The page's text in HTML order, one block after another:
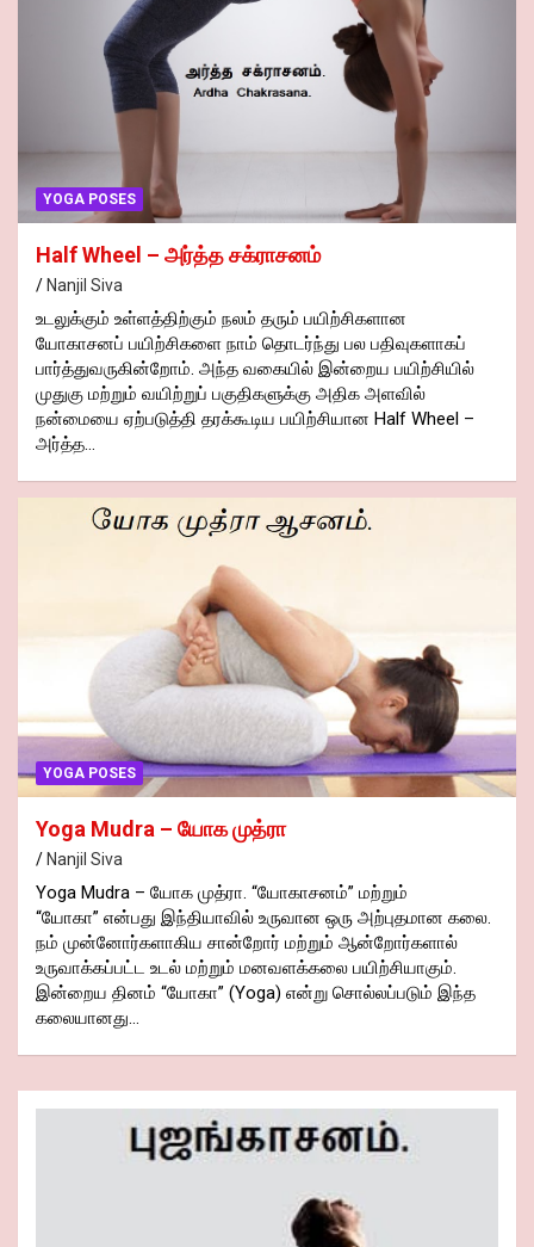
YOGA POSES
Half Wheel – அர்த்த சக்ராசனம்
Nanjil Siva
உடலுக்கும் உள்ளத்திற்கும் நலம் தரும் பயிற்சிகளான
யோகாசனப் பயிற்சிகளை நாம் தொடர்ந்து பல பதிவுகளாகப்
பார்த்துவருகின்றோம். அந்த வகையில் இன்றைய பயிற்சியில்
முதுகு மற்றும் வயிற்றுப் பகுதிகளுக்கு அதிக அளவில்
நன்மையை ஏற்படுத்தி தரக்கூடிய பயிற்சியான Half Wheel –
அர்த்த…
YOGA POSES
Yoga Mudra – யோக முத்ரா
Nanjil Siva
Yoga Mudra – யோக முத்ரா. “யோகாசனம்” மற்றும்
“யோகா” என்பது இந்தியாவில் உருவான ஒரு அற்புதமான கலை.
நம் முன்னோர்களாகிய சான்றோர் மற்றும் ஆன்றோர்களால்
உருவாக்கப்பட்ட உடல் மற்றும் மனவளக்கலை பயிற்சியாகும்.
இன்றைய தினம் “யோகா” (Yoga) என்று சொல்லப்படும் இந்த
கலையானது…